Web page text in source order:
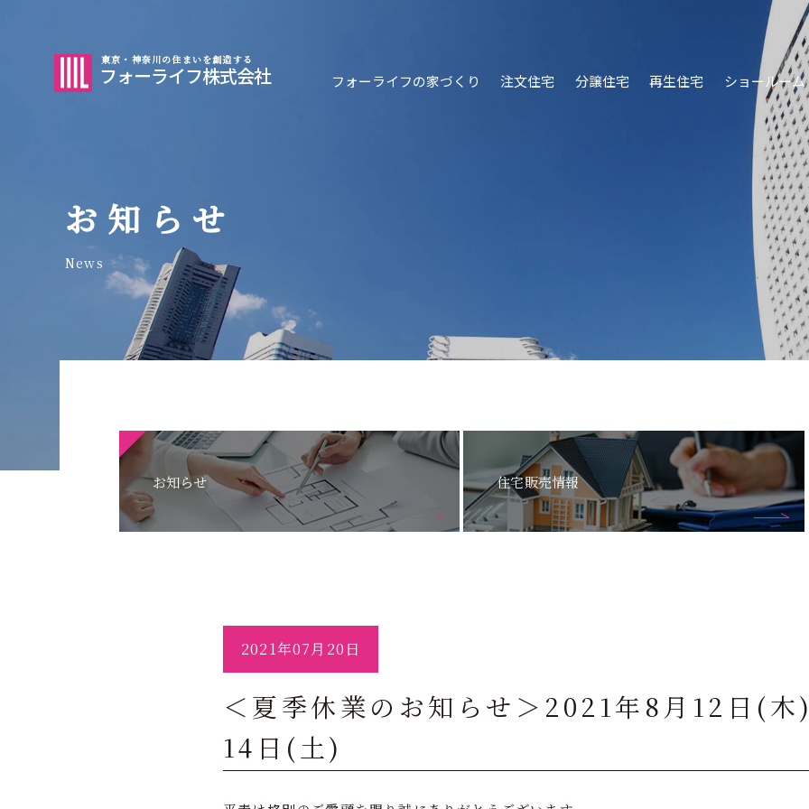
東京・神奈川の住まいを創造する
フォーライフ株式会社 フォーライフの家づくり 注文住宅 分譲住宅 再生住宅 ショールーム
お知らせ
News
お知らせ 住宅販売情報
2021年07月20日
＜夏季休業のお知らせ＞2021年8月12日(
14日(土)